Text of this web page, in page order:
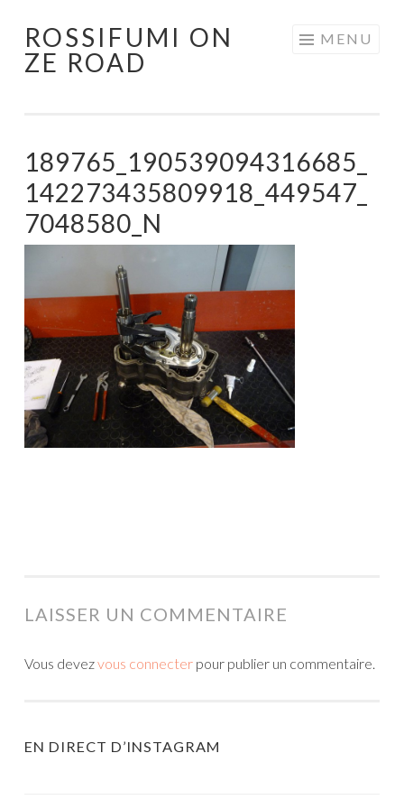
Aller
au
ROSSIFUMI ON
ZE ROAD
MENU
189765_190539094316685_
142273435809918_449547_
7048580_N
LAISSER UN COMMENTAIRE
Vous devezvous connecter pour publier un commentaire.
EN DIRECT D’INSTAGRAM